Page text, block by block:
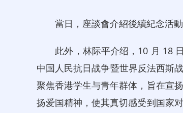
當日，座談會介紹後續紀念活動
此外，林际平介绍，10 月 18 日
中国人民抗日战争暨世界反法西斯
聚焦香港学生与青年群体，旨在宣
扬爱国精神，使其真切感受到国家